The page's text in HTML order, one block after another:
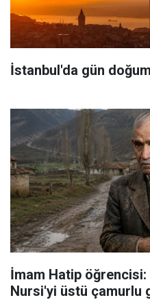
İstanbul'da gün
İmam Hatip
Nursi'yi üstü çamurlu